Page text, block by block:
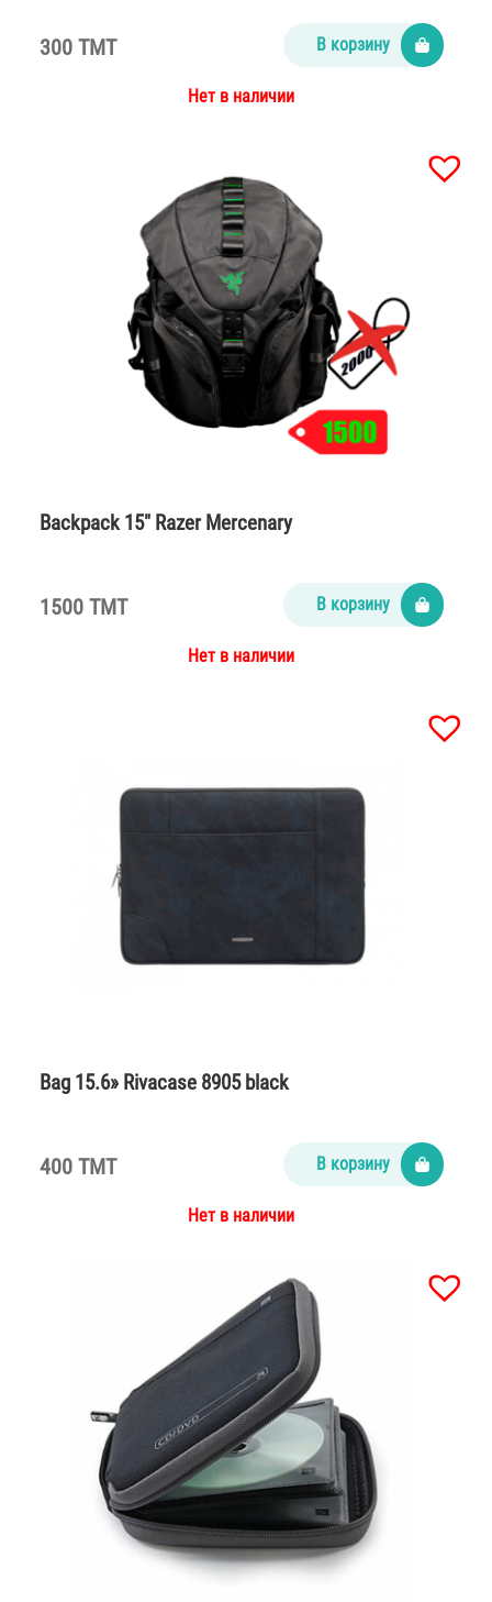
300 TMT В корзину
Нет в наличии
Backpack 15″ Razer Mercenary
1500 TMT В корзину
Нет в наличии
Bag 15.6» Rivacase 8905 black
400 TMT В корзину
Нет в наличии